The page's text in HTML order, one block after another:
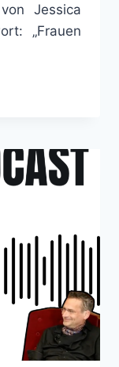
Jessica
„Frauen